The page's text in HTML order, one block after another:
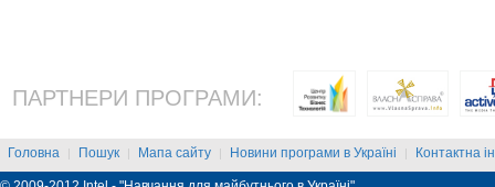
ПАРТНЕРИ ПРОГРАМИ:
Головна | Пошук | Мапа сайту | Новини програми в Україні | Контактна